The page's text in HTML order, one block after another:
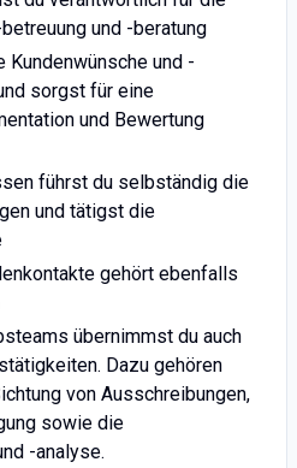
und -beratung
Kundenwünsche und -
sorgst für eine
und Bewertung
führst du selbständig die
und tätigst die
gehört ebenfalls
übernimmst du auch
Dazu gehören
von Ausschreibungen,
sowie die
-analyse.